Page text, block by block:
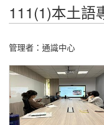
111(1)本土語
管理者：通識中心